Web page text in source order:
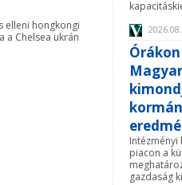
elleni hongkongi
a Chelsea ukrán
piacon a
gazdaság